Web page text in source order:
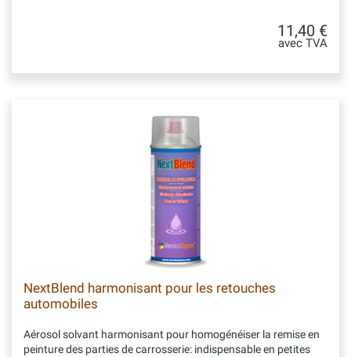
11,40 €
avec TVA
NextBlend harmonisant pour les retouches
automobiles
Aérosol solvant harmonisant pour homogénéiser la remise en
peinture des parties de carrosserie: indispensable en petites